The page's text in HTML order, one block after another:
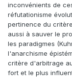
inconvénients de
réfutationisme
pertinence du
aussi à sauver le
les paradigmes
l'anarchisme
critère d'arbitrage
fort et le plus